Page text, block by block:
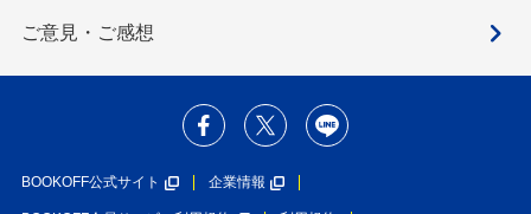
ご意見・ご感想
BOOKOFF公式サイト 企業情報